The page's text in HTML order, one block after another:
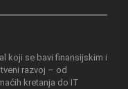
koji se bavi finansijskim i
razvoj – od
kretanja do IT